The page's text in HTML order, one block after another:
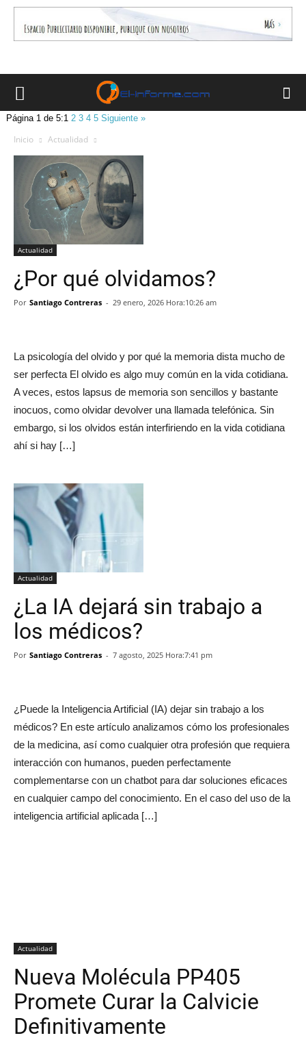
Página 1 de 5:12 3 4 5 Siguiente »
Inicio Actualidad
Actualidad
¿Por qué olvidamos?
Por Santiago Contreras - 29 enero, 2026 Hora:10:26 am
La psicología del olvido y por qué la memoria dista mucho de
ser perfecta El olvido es algo muy común en la vida cotidiana.
A veces, estos lapsus de memoria son sencillos y bastante
inocuos, como olvidar devolver una llamada telefónica. Sin
embargo, si los olvidos están interfiriendo en la vida cotidiana
ahí si hay […]
Actualidad
¿La IA dejará sin trabajo a
los médicos?
Por Santiago Contreras - 7 agosto, 2025 Hora:7:41 pm
¿Puede la Inteligencia Artificial (IA) dejar sin trabajo a los
médicos? En este artículo analizamos cómo los profesionales
de la medicina, así como cualquier otra profesión que requiera
interacción con humanos, pueden perfectamente
complementarse con un chatbot para dar soluciones eficaces
en cualquier campo del conocimiento. En el caso del uso de la
inteligencia artificial aplicada […]
Actualidad
Nueva Molécula PP405
Promete Curar la Calvicie
Definitivamente